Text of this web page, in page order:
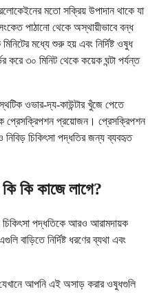
মতো সক্রিয় উপাদান থাকে যা
পাঠানো থেকে অস্থায়ীভাবে বন্ধ
মধ্যে শুরু হয় এবং নির্দিষ্ট ওষুধ
করে ৩০ মিনিট থেকে কয়েক ঘন্টা পর্যন্ত
ওভার-দ্য-কাউন্টার খুঁজে পেতে
প্রেসক্রিপশন প্রয়োজন। প্রেসক্রিপশন
চিকিৎসা পদ্ধতির জন্য ব্যবহৃত
কি কাজে লাগে?
চিকিৎসা পদ্ধতিকে আরও আরামদায়ক
বাড়িতে নির্দিষ্ট ধরণের ব্যথা এবং
আপনি এই অসাড় করার ওষুধগুলি